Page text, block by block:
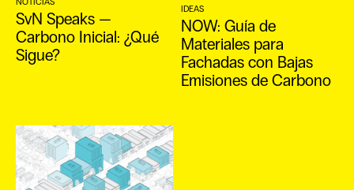
SvN Speaks —
Carbono Inicial: ¿Qué
Sigue?
IDEAS
NOW: Guía de
Materiales para
Fachadas con Bajas
Emisiones de Carbono